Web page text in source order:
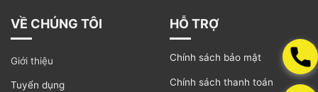
VỀ CHÚNG TÔI
Giới thiệu
Tuyển dụng
HỖ TRỢ
Chính sách bảo mật
Chính sách thanh toán